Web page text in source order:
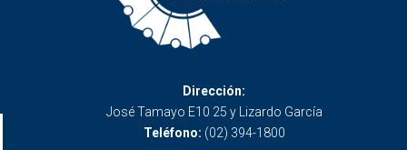
Dirección:
José Tamayo E10 25 y Lizardo García
Teléfono: (02) 394-1800